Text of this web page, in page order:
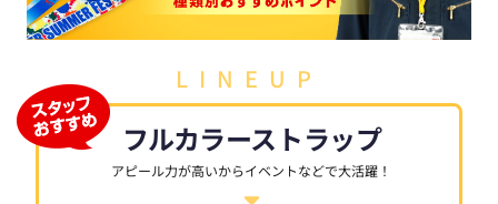
LINEUP
フルカラーストラップ
アピール力が高いからイベントなどで大活躍！